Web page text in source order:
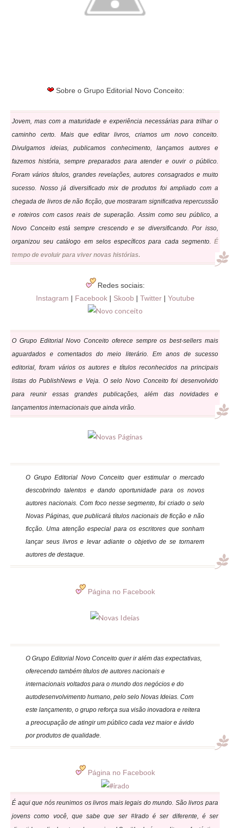
Sobre o Grupo Editorial Novo Conceito:
Jovem, mas com a maturidade e experiência necessárias para trilhar o
caminho certo. Mais que editar livros, criamos um novo conceito.
Divulgamos ideias, publicamos conhecimento, lançamos autores e
fazemos história, sempre preparados para atender e ouvir o público.
Foram vários títulos, grandes revelações, autores consagrados e muito
sucesso. Nosso já diversificado mix de produtos foi ampliado com a
chegada de livros de não ficção, que mostraram significativa repercussão
e roteiros com casos reais de superação. Assim como seu público, a
Novo Conceito está sempre crescendo e se diversificando. Por isso,
organizou seu catálogo em selos específicos para cada segmento. É
tempo de evoluir para viver novas histórias.
Redes sociais:
Instagram | Facebook| Skoob | Twitter| Youtube
O Grupo Editorial Novo Conceito oferece sempre os best-sellers mais
aguardados e comentados do meio literário. Em anos de sucesso
editorial, foram vários os autores e títulos reconhecidos na principais
listas do PublishNews e Veja. O selo Novo Conceito foi desenvolvido
para reunir essas grandes publicações, além das novidades e
lançamentos internacionais que ainda virão.
O Grupo Editorial Novo Conceito quer estimular o mercado
descobrindo talentos e dando oportunidade para os novos
autores nacionais. Com foco nesse segmento, foi criado o selo
Novas Páginas, que publicará títulos nacionais de ficção e não
ficção. Uma atenção especial para os escritores que sonham
lançar seus livros e levar adiante o objetivo de se tornarem
autores de destaque.
Página no Facebook
O Grupo Editorial Novo Conceito quer ir além das expectativas,
oferecendo também títulos de autores nacionais e
internacionais voltados para o mundo dos negócios e do
autodesenvolvimento humano, pelo selo Novas Ideias. Com
este lançamento, o grupo reforça sua visão inovadora e reitera
a preocupação de atingir um público cada vez maior e ávido
por produtos de qualidade.
Página no Facebook
É aqui que nós reunimos os livros mais legais do mundo. São livros para
jovens como você, que sabe que ser #Irado é ser diferente, é ser